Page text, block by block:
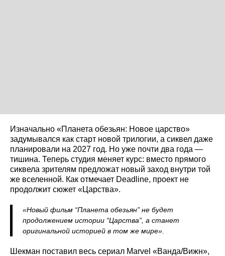
Изначально «Планета обезьян: Новое царство»
задумывался как старт новой трилогии, а сиквел даже
планировали на 2027 год. Но уже почти два года —
тишина. Теперь студия меняет курс: вместо прямого
сиквела зрителям предложат новый заход внутри той
же вселенной. Как отмечает Deadline, проект не
продолжит сюжет «Царства».
«Новый фильм “Планета обезьян” не будет
продолжением истории “Царства”, а станет
оригинальной историей в том же мире».
Шекман поставил весь сериал Marvel «Ванда/Вижн»,